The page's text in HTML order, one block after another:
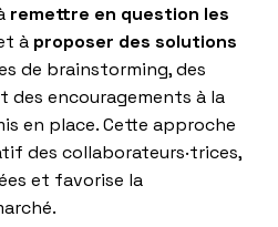
remettre en question les
à proposer des solutions
de brainstorming, des
des encouragements à la
en place. Cette approche
des collaborateurs·trices,
et favorise la